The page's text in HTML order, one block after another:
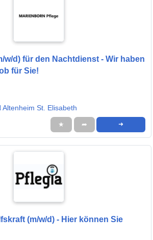
w/d) für den Nachtdienst - Wir haben
für Sie!
Altenheim St. Elisabeth
★ ➦ ➜
(m/w/d) - Hier können Sie